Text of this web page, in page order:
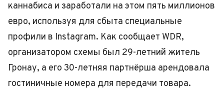
каннабиса и заработали на этом пять миллионов
евро, используя для сбыта специальные
профили в Instagram. Как сообщает WDR,
организатором схемы был 29-летний житель
Гронау, а его 30-летняя партнёрша арендовала
гостиничные номера для передачи товара.